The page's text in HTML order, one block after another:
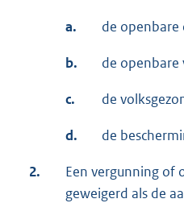
a. de openbare
b. de openbare
c. de
d. de
2.
Een vergunning
geweigerd als de